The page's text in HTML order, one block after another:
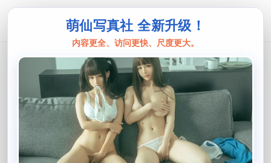
萌仙写真社 全新升级！
内容更全、访问更快、尺度更大。
Kitaro绮太郎年龄最新照片集锦大公开
阙知风
2024 年 5 月 27 日 08:15:30
364
首页 > 绮太郎 正文